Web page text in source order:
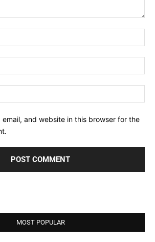
email, and website in this browser for the
MOST POPULAR